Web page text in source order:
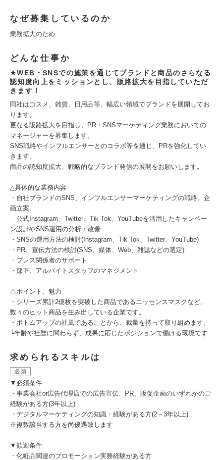
なぜ募集しているのか
業務拡大のため
どんな仕事か
★WEB・SNSでの施策を通じてブランドと商品のさらなる
認知度向上をミッションとし、販路拡大を目指していただ
きます！
同社はコスメ、雑貨、日用品等、幅広い領域でブランドを展開してお
ります。
更なる販路拡大を目指し、PR・SNSマーケティング業務においての
マネージャーを募集します。
SNS戦略やインフルエンサーとのコラボ等を通じ、PRを強化してい
きます。
商品の認知度拡大、戦略的なブランド発信の展開をお願いします。
△具体的な業務内容
・自社ブランドのSNS、インフルエンサーマーケティングの戦略、企
画立案、
公式Instagram、Twitter、Tik Tok、YouTubeを活用したキャンペー
ン設計やSNS運用の分析・改善
・SNSの運用方法の検討(Instagram、Tik Tok、Twitter、YouTube)
・PR、宣伝方法の検討(SNS、媒体、Web、雑誌などの選定)
・プレス関係者のサポート
・部下、アルバイトスタッフのマネジメント
△ポイント、魅力
・シリーズ累計2億枚を突破した商品であるエッセンスマスクなど、
数々のヒット商品を生み出している企業です。
・ボトムアップの社風であることから、裁量を持って取り組めます。
└年齢や社歴に関わらず、成果に応じたポジションで働ける環境です
求められるスキルは
必須
▼必須条件
・事業会社or広告代理店での広告宣伝、PR、販促企画のいずれかのご
経験がある方(3年以上)
・デジタルマーケティングの知識・経験がある方(2～3年以上)
※複数該当する方を尚優遇致します
▼歓迎条件
・化粧品関連のプロモーション実務経験がある方